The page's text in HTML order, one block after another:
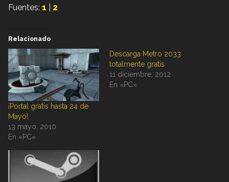
Fuentes: 1 2
Relacionado
¡Portal gratis hasta 24 de
Mayo!
13 mayo, 2010
En «PC»
Descarga Metro 2033
totalmente gratis
11 diciembre, 2012
En «PC»